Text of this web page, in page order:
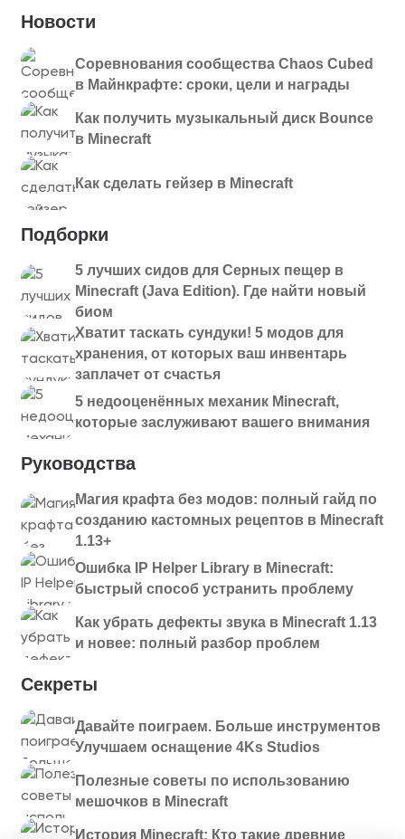
Новости
Соревнования сообщества Chaos Cubed
в Майнкрафте: сроки, цели и награды
Как получить музыкальный диск Bounce
в Minecraft
Как сделать гейзер в Minecraft
Подборки
5 лучших сидов для Серных пещер в
Minecraft (Java Edition). Где найти новый
биом
Хватит таскать сундуки! 5 модов для
хранения, от которых ваш инвентарь
заплачет от счастья
5 недооценённых механик Minecraft,
которые заслуживают вашего внимания
Руководства
Магия крафта без модов: полный гайд по
созданию кастомных рецептов в Minecraft
1.13+
Ошибка IP Helper Library в Minecraft:
быстрый способ устранить проблему
Как убрать дефекты звука в Minecraft 1.13
и новее: полный разбор проблем
Секреты
Давайте поиграем. Больше инструментов
Улучшаем оснащение 4Ks Studios
Полезные советы по использованию
мешочков в Minecraft
История Minecraft: Кто такие древние